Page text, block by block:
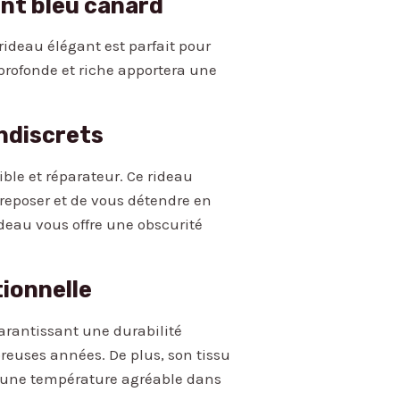
élégant est parfait pour
et riche apportera une
et réparateur. Ce rideau
et de vous détendre en
vous offre une obscurité
une durabilité
années. De plus, son tissu
température agréable dans